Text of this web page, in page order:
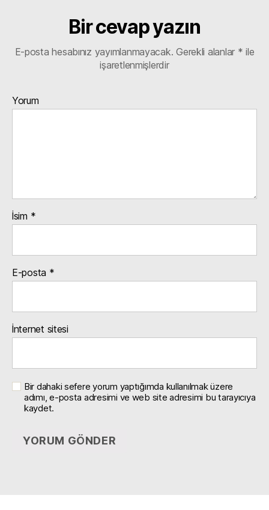
Bir cevap yazın
E-posta hesabınız yayımlanmayacak. Gerekli alanlar * ile
işaretlenmişlerdir
Yorum
İsim *
E-posta *
İnternet sitesi
Bir dahaki sefere yorum yaptığımda kullanılmak üzere
adımı, e-posta adresimi ve web site adresimi bu tarayıcıya
kaydet.